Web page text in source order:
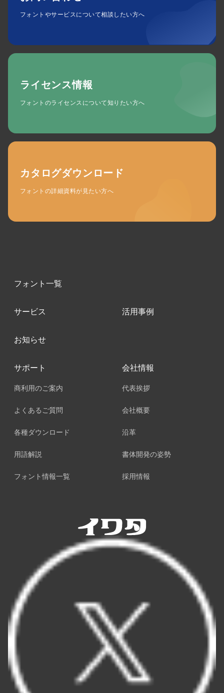
フォントやサービスについて相談したい方へ
ライセンス情報
フォントのライセンスについて知りたい方へ
カタログダウンロード
フォントの詳細資料が見たい方へ
フォント一覧
サービス 活用事例
お知らせ
サポート
商利用のご案内
よくあるご質問
各種ダウンロード
用語解説
フォント情報一覧
会社情報
代表挨拶
会社概要
沿革
書体開発の姿勢
採用情報